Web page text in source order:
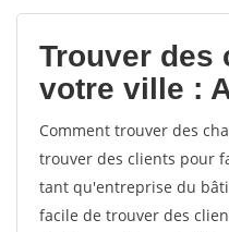
Trouver des
votre ville :
Comment trouver des
trouver des clients pour
tant qu'entreprise du
facile de trouver des